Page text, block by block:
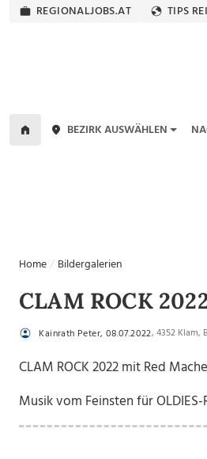
REGIONALJOBS.AT TIPS
BEZIRK AUSWÄHLEN
Home Bildergalerien
CLAM ROCK
Kainrath Peter, 08.07.2022, 4352 Klam,
CLAM ROCK 2022 mit Red
Musik vom Feinsten für